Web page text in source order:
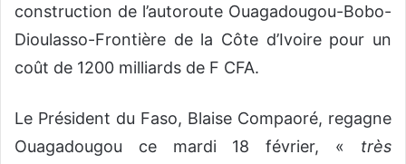
construction de l’autoroute Ouagadougou-Bobo-
Dioulasso-Frontière de la Côte d’Ivoire pour un
coût de 1200 milliards de F CFA.
Le Président du Faso, Blaise Compaoré, regagne
Ouagadougou ce mardi 18 février, « très